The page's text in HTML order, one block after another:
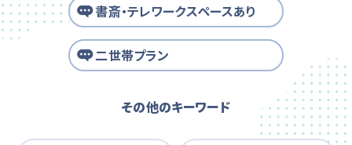
書斎・テレワークスペースあり
二世帯プラン
その他のキーワード